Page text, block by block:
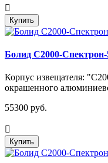
Купить
Болид С2000-
Корпус извещателя:
окрашенного
55300 руб.
Купить